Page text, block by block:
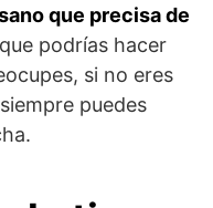
que precisa de
podrías hacer
si no eres
puedes